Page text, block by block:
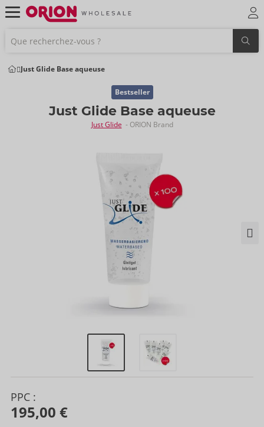
Just Glide Base aqueuse
Bestseller
Just Glide Base aqueuse
Just Glide - ORION Brand
PPC :
195,00 €